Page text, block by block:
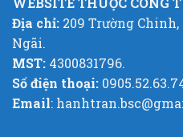
Địa chỉ: 209 Trường
Ngãi.
MST: 4300831796.
Số điện thoại:
Email: